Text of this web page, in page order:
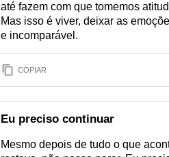
até fazem com que tomemos
Mas isso é viver, deixar as
e incomparável.
COPIAR
Eu preciso continuar
Mesmo depois de tudo o que